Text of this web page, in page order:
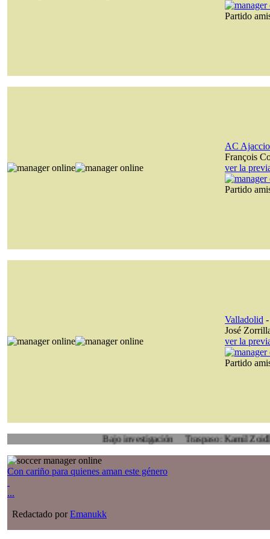
Partido
AC Ajaccio
François
ver la
Partido
Valladolid
José
ver la
Partido
Bajo investigación Traspaso: Kamil Zoidl, Volyn
Con cariño para quienes aman este género
...
Redactado porEmanukk